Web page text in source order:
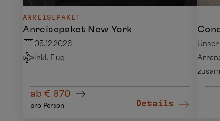
ANREISEPAKET
Anreisepaket New York
05.12.2026
inkl. Flug
ab € 870
pro Person Details